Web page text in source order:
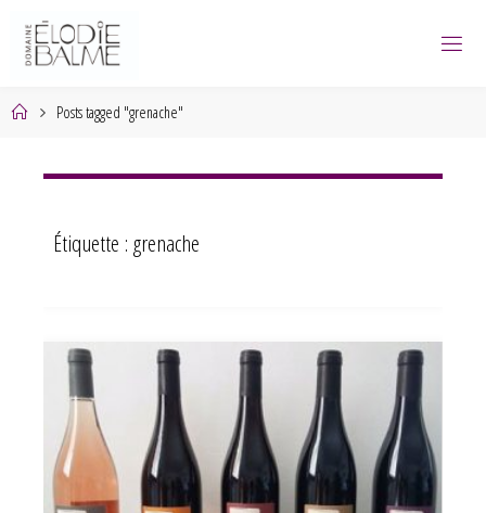
HomePosts tagged "grenache"
Étiquette : grenache